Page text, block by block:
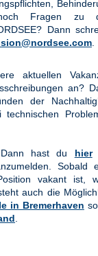
Fragen zu
Dann
aktuellen
an?
der
technischen
hast du hier
Sobald
vakant ist,
auch die
in Bremerhaven